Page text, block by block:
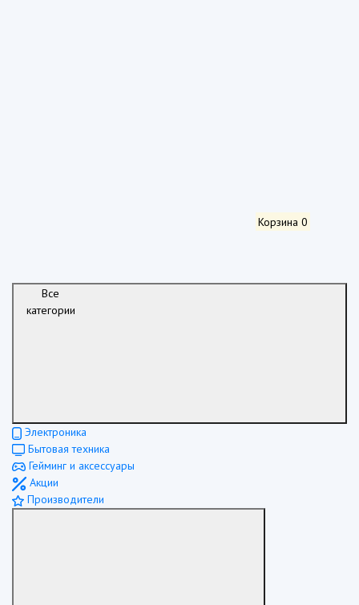
Корзина 0
Все
категории
Электроника
Бытовая техника
Гейминг и аксессуары
Акции
Производители